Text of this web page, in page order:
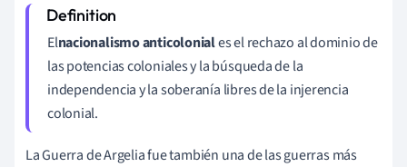
Elnacionalismo anticoloniales el rechazo al dominio de
las potencias coloniales y la búsqueda de la
independencia y la soberanía libres de la injerencia
colonial.
La Guerra de Argelia fue también una de las guerras más